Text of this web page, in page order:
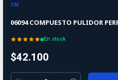
3M
06094 COMPUESTO PULIDOR
En stock
$42.100